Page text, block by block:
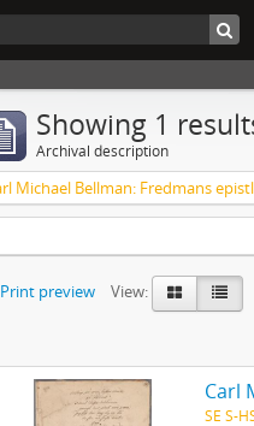
Showing 1
Archival description
Print preview
View:
Carl
SE S-